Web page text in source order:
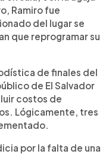
Ramiro fue
del lugar se
que reprogramar su
de finales del
de El Salvador
costos de
Lógicamente, tres
por la falta de una